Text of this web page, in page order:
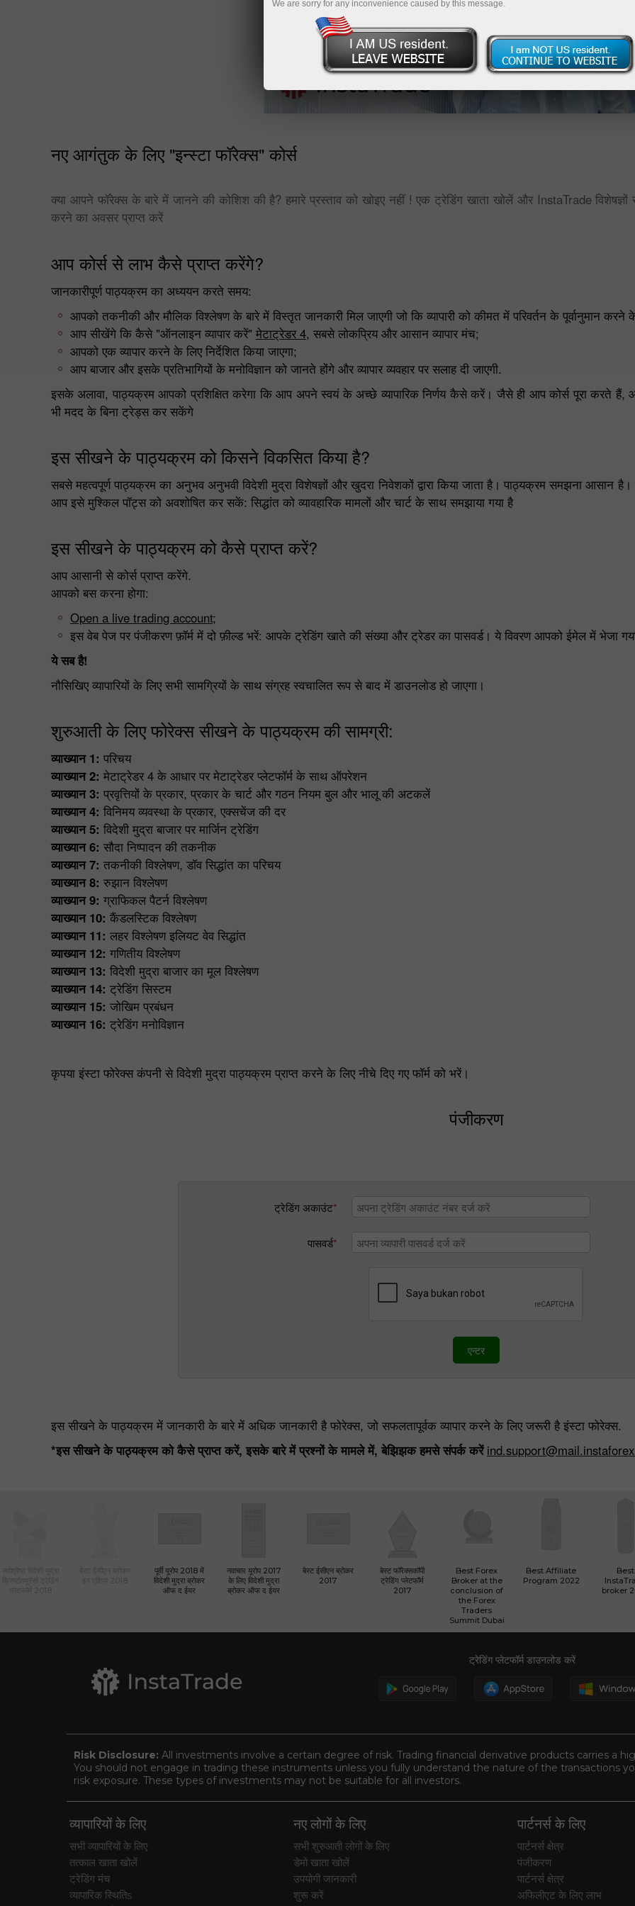
नए आगंतुक के लिए "इन्स्टा फॉरेक्स" कोर्स
क्या आपने फॉरेक्स के बारे में जानने की कोशिश की है? हमारे प्रस्ताव को खोइए नहीं ! एक ट्रेडिंग खाता खोलें और InstaTrade
करने का अवसर प्राप्त करें
आप कोर्स से लाभ कैसे प्राप्त करेंगे?
जानकारीपूर्ण पाठ्यक्रम का अध्ययन करते समय:
आपको तकनीकी और मौलिक विश्लेषण के बारे में विस्तृत जानकारी मिल जाएगी जो कि व्यापारी को कीमत में परिवर्तन के पूर्वानुमान
आप सीखेंगे कि कैसे "ऑनलाइन व्यापार करें" मेटाट्रेडर 4, सबसे लोकप्रिय और आसान व्यापार मंच;
आपको एक व्यापार करने के लिए निर्देशित किया जाएगा;
आप बाजार और इसके प्रतिभागियों के मनोविज्ञान को जानते होंगे और व्यापार व्यवहार पर सलाह दी जाएगी.
इसके अलावा, पाठ्यक्रम आपको प्रशिक्षित करेगा कि आप अपने स्वयं के अच्छे व्यापारिक निर्णय कैसे करें। जैसे ही आप कोर्स पूरा करते हैं,
भी मदद के बिना ट्रेड्स कर सकेंगे
इस सीखने के पाठ्यक्रम को किसने विकसित किया है?
सबसे महत्वपूर्ण पाठ्यक्रम का अनुभव अनुभवी विदेशी मुद्रा विशेषज्ञों और खुदरा निवेशकों द्वारा किया जाता है। पाठ्यक्रम समझना आसान
आप इसे मुश्किल पॉट्स को अवशोषित कर सकें: सिद्धांत को व्यावहारिक मामलों और चार्ट के साथ समझाया गया है
इस सीखने के पाठ्यक्रम को कैसे प्राप्त करें?
आप आसानी से कोर्स प्राप्त करेंगे.
आपको बस करना होगा:
Open a live trading account;
इस वेब पेज पर पंजीकरण फ़ॉर्म में दो फ़ील्ड भरें: आपके ट्रेडिंग खाते की संख्या और ट्रेडर का पासवर्ड। ये विवरण आपको ईमेल में भेजा
ये सब है!
नौसिखिए व्यापारियों के लिए सभी सामग्रियों के साथ संग्रह स्वचालित रूप से बाद में डाउनलोड हो जाएगा।
शुरुआती के लिए फोरेक्स सीखने के पाठ्यक्रम की सामग्री:
व्याख्यान 1: परिचय
व्याख्यान 2: मेटाट्रेडर 4 के आधार पर मेटाट्रेडर प्लेटफॉर्म के साथ ऑपरेशन
व्याख्यान 3: प्रवृत्तियों के प्रकार, प्रकार के चार्ट और गठन नियम बुल और भालू की अटकलें
व्याख्यान 4: विनिमय व्यवस्था के प्रकार, एक्सचेंज की दर
व्याख्यान 5: विदेशी मुद्रा बाजार पर मार्जिन ट्रेडिंग
व्याख्यान 6: सौदा निष्पादन की तकनीक
व्याख्यान 7: तकनीकी विश्लेषण, डॉव सिद्धांत का परिचय
व्याख्यान 8: रुझान विश्लेषण
व्याख्यान 9: ग्राफिकल पैटर्न विश्लेषण
व्याख्यान 10: कैंडलस्टिक विश्लेषण
व्याख्यान 11: लहर विश्लेषण इलियट वेव सिद्धांत
व्याख्यान 12: गणितीय विश्लेषण
व्याख्यान 13: विदेशी मुद्रा बाजार का मूल विश्लेषण
व्याख्यान 14: ट्रेडिंग सिस्टम
व्याख्यान 15: जोखिम प्रबंधन
व्याख्यान 16: ट्रेडिंग मनोविज्ञान
कृपया इंस्टा फोरेक्स कंपनी से विदेशी मुद्रा पाठ्यक्रम प्राप्त करने के लिए नीचे दिए गए फॉर्म को भरें।
पंजीकरण
ट्रेडिंग अकाउंट*
पासवर्ड*
एन्टर
इस सीखने के पाठ्यक्रम में जानकारी के बारे में अधिक जानकारी है फोरेक्स, जो सफलतापूर्वक व्यापार करने के लिए जरूरी है इंस्टा फोरेक्स.
*इस सीखने के पाठ्यक्रम को कैसे प्राप्त करें, इसके बारे में प्रश्नों के मामले में, बेझिझक हमसे संपर्क करें
पूर्वी यूरोप 2018 में
विदेशी मुद्रा ब्रोकर
ऑफ द ईयर
नवाचार यूरोप 2017
के लिए विदेशी मुद्रा
ब्रोकर ऑफ द ईयर
बेस्ट ईसीएन ब्रोकर
2017
बेस्ट फॉरेक्सकॉपी
ट्रेडिंग प्लेटफॉर्म
2017
Best Forex
Broker at the
conclusion of
the Forex
Traders
Summit Dubai
Best Affiliate
Program 2022
Best
broker
ट्रेडिंग प्लेटफॉर्म डाउनलोड करें
Risk Disclosure: All investments involve a certain degree of risk. Trading financial derivative products carries a
You should not engage in trading these instruments unless you fully understand the nature of the transactions
risk exposure. These types of investments may not be suitable for all investors.
व्यापारियों के लिए
सभी व्यापारियों के लिए
तत्काल खाता खोलें
ट्रेडिंग मंच
व्यापारिक स्थितिs
नए लोगों के लिए
सभी शुरुआती लोगों के लिए
डेमो खाता खोलें
उपयोगी जानकारी
शुरू करें
पार्टनर्स के लिए
पार्टनर्स क्षेत्र
पंजीकरण
पार्टनर्स क्षेत्र
अफिलीएट के लिए लाभ
We are sorry for any inconvenience caused by this message.